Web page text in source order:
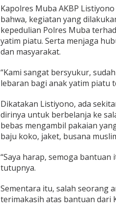
P
u
l
u
h
a
A
n
Y
a
t
i
e
l
n
j
a
Kapolres Muba AKBP
bahwa, kegiatan yang
kepedulian Polres Muba
yatim piatu. Serta menjaga
dan masyarakat.
“Kami sangat bersyukur,
lebaran bagi anak yatim piatu
Dikatakan Listiyono, ada
dirinya untuk berbelanja ke
bebas mengambil pakaian
baju koko, jaket, busana
“Saya harap, semoga
tutupnya.
Sementara itu, salah seorang
terimakasih atas bantuan dari